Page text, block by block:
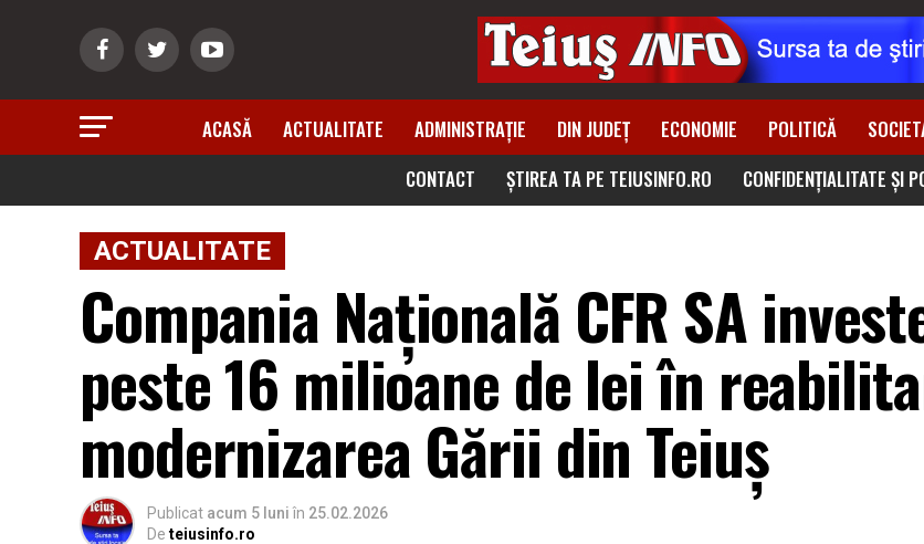
ACASĂ ACTUALITATE ADMINISTRAȚIE DIN JUDEȚ ECONOMIE POLITICĂ
CONTACT
ȘTIREA TA PE TEIUSINFO.RO CONFIDENȚIALITATE ȘI
ACTUALITATE
Compania Națională CFR SA
peste 16 milioane de lei în
modernizarea Gării din Teiuș
Publicat acum 5 luni în 25.02.2026
De teiusinfo.ro